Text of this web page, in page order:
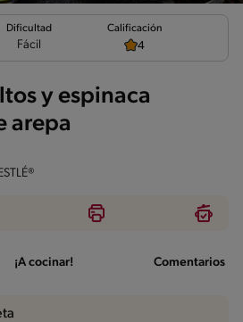
Dificultad
Fácil
Calificación
4
y espinaca
arepa
¡A cocinar! Comentarios